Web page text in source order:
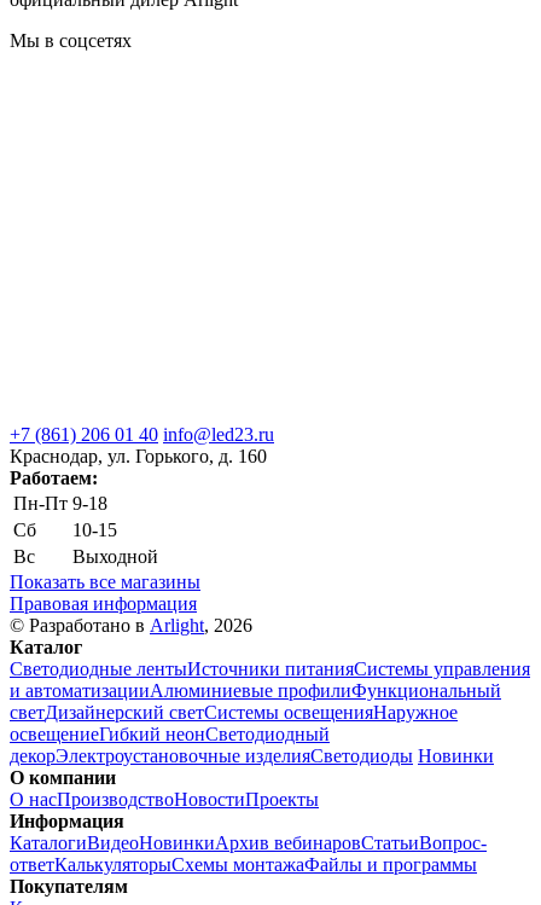
Мы в соцсетях
+7 (861) 206 01 40 info@led23.ru
Краснодар, ул. Горького, д. 160
Работаем:
Пн-Пт 9-18
Сб
10-15
Вс
Выходной
Показать все магазины
Правовая информация
© Разработано в Arlight, 2026
Каталог
Светодиодные лентыИсточники питанияСистемы управления
и автоматизацииАлюминиевые профилиФункциональный
светДизайнерский светСистемы освещенияНаружное
освещениеГибкий неонСветодиодный
декорЭлектроустановочные изделияСветодиоды Новинки
О компании
О насПроизводствоНовостиПроекты
Информация
КаталогиВидеоНовинкиАрхив вебинаровСтатьиВопрос-
ответКалькуляторыСхемы монтажаФайлы и программы
Покупателям